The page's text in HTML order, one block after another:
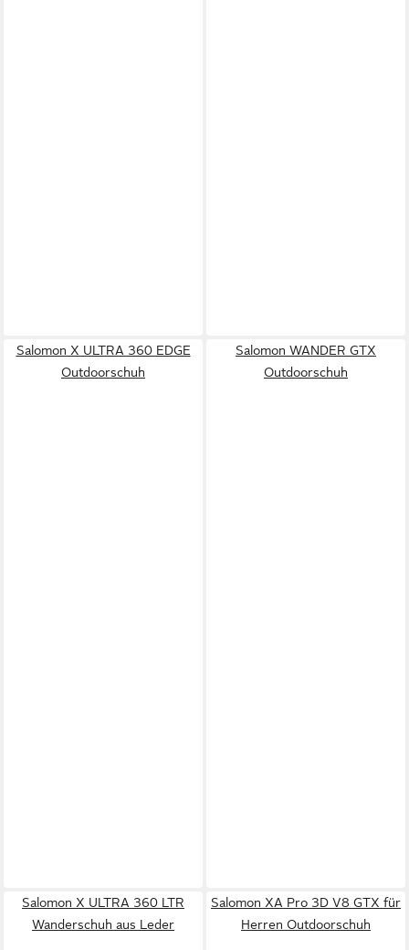
Salomon X ULTRA 360 EDGE
Outdoorschuh
Salomon WANDER GTX
Outdoorschuh
Salomon X ULTRA 360 LTR
Wanderschuh aus Leder
Salomon XA Pro 3D V8 GTX für
Herren Outdoorschuh